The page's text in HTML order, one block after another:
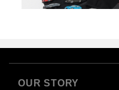
OUR STORY